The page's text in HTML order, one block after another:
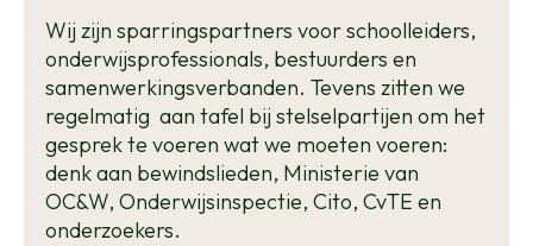
Wij zijn sparringspartners voor schoolleiders,
onderwijsprofessionals, bestuurders en
samenwerkingsverbanden. Tevens zitten we
regelmatig aan tafel bij stelselpartijen om het
gesprek te voeren wat we moeten voeren:
denk aan bewindslieden, Ministerie van
OC&W, Onderwijsinspectie, Cito, CvTE en
onderzoekers.